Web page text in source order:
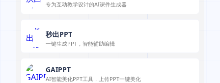
专为互动教学设计的AI课件生成器
秒出PPT
一键生成PPT，智能辅助编辑
GAIPPT
AI智能美化PPT工具，上传PPT一键美化